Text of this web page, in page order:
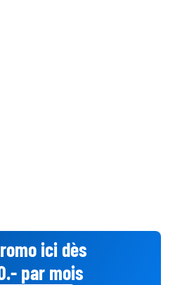
ici dès
par mois